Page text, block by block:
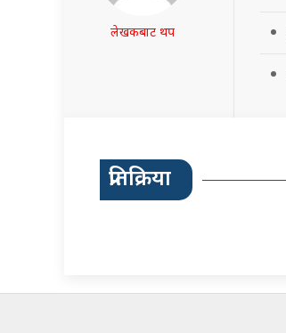
लेखकबाट थप
प्रतिक्रिया